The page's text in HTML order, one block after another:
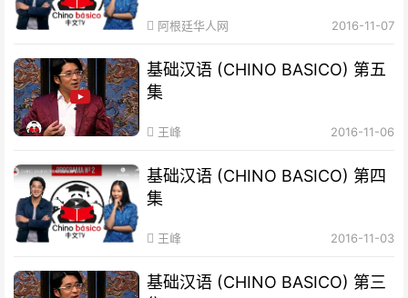
阿根廷华人网 2016-11-07
基础汉语 (CHINO BASICO) 第五
集
王峰 2016-11-06
基础汉语 (CHINO BASICO) 第四
集
王峰 2016-11-03
基础汉语 (CHINO BASICO) 第三